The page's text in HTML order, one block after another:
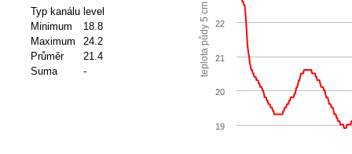
Typ kanálu level
Minimum
18.8
Maximum
24.2
Průměr
21.4
Suma
- teplota půdy 5 cm
19
20
21
22